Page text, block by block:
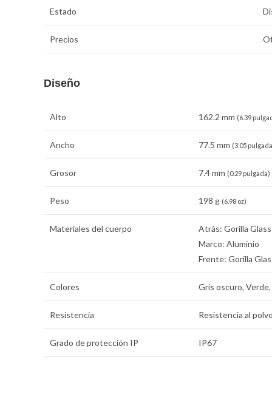
Estado
Precios
Diseño
Alto 162.2 mm (6.39
Ancho 77.5 mm (3.05
Grosor 7.4 mm (0.29 pulgada)
Peso 198 g (6.98 oz)
Materiales del cuerpo
Atrás: Gorilla
Marco: Aluminio
Frente: Gorilla
Colores Gris oscuro,
Resistencia Resistencia al
Grado de protección IP IP67